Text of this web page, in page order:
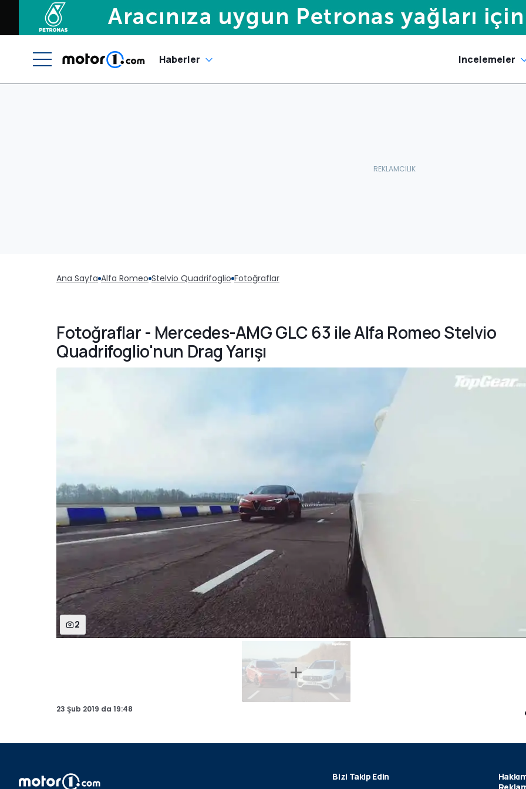
Haberler Incelemeler
Ana Sayfa Alfa Romeo Stelvio Quadrifoglio Fotoğraflar
Fotoğraflar - Mercedes-AMG GLC 63 ile Alfa Romeo Stelvio
Quadrifoglio'nun Drag Yarışı
2
23 Şub 2019 da 19:48
Bizi Takip Edin